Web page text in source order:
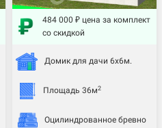
484 000 ₽ цена за комплект
со скидкой
Домик для дачи 6х6м.
Площадь 36м2
Оцилиндрованное бревно